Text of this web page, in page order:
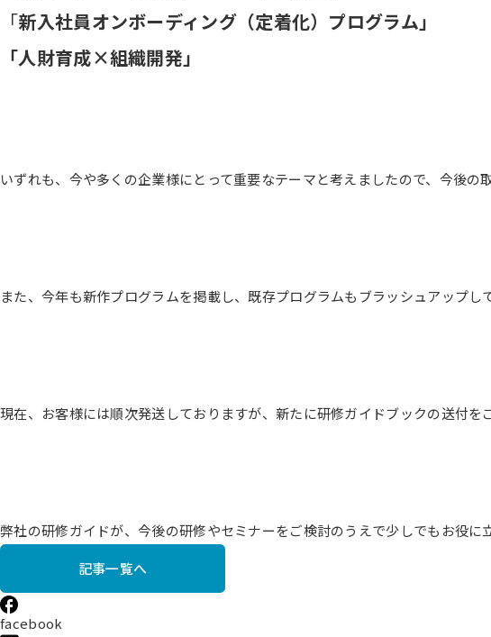
「新入社員オンボーディング（定着化）プログラム」
「人財育成×組織開発」
いずれも、今や多くの企業様にとって重要なテーマと考えましたので、今後
また、今年も新作プログラムを掲載し、既存プログラムもブラッシュアップ
現在、お客様には順次発送しておりますが、新たに研修ガイドブックの送付
弊社の研修ガイドが、今後の研修やセミナーをご検討のうえで少しでもお役に
記事一覧へ
facebook